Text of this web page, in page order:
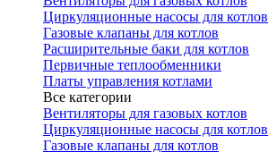
Циркуляционные насосы для котлов
Газовые клапаны для котлов
Расширительные баки для котлов
Первичные теплообменники
Платы управления котлами
Все категории
Вентиляторы для газовых котлов
Циркуляционные насосы для котлов
Газовые клапаны для котлов